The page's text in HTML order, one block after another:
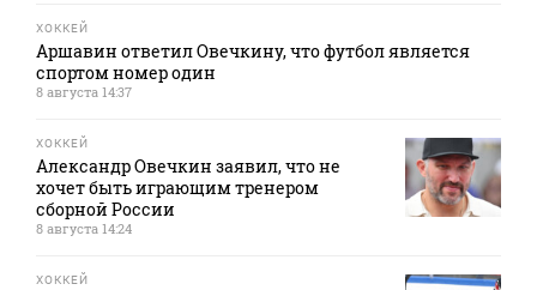
ХОККЕЙ
Аршавин ответил Овечкину, что футбол является
спортом номер один
8 августа 14:37
ХОККЕЙ
Александр Овечкин заявил, что не
хочет быть играющим тренером
сборной России
8 августа 14:24
ХОККЕЙ